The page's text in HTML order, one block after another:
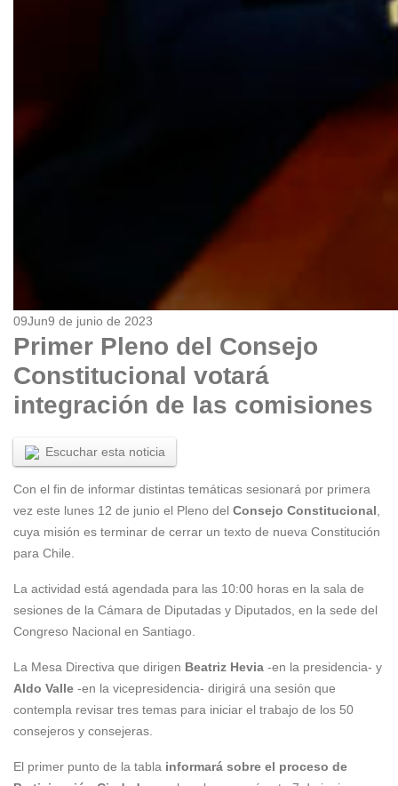
09Jun9 de junio de 2023
Primer Pleno del Consejo
Constitucional votará
integración de las comisiones
Escuchar esta noticia
Con el fin de informar distintas temáticas sesionará por primera
vez este lunes 12 de junio el Pleno del Consejo Constitucional,
cuya misión es terminar de cerrar un texto de nueva Constitución
para Chile.
La actividad está agendada para las 10:00 horas en la sala de
sesiones de la Cámara de Diputadas y Diputados, en la sede del
Congreso Nacional en Santiago.
La Mesa Directiva que dirigen Beatriz Hevia -en la presidencia- y
Aldo Valle -en la vicepresidencia- dirigirá una sesión que
contempla revisar tres temas para iniciar el trabajo de los 50
consejeros y consejeras.
El primer punto de la tabla informará sobre el proceso de